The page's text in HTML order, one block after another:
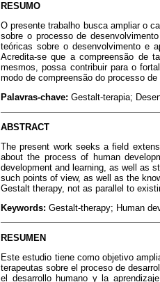
RESUMO
O presente trabalho busca ampliar o
sobre o processo de
teóricas sobre o desenvolvimento e
Acredita-se que a compreensão de
mesmos, possa contribuir para o
modo de compreensão do processo
Palavras-chave: Gestalt-terapia;
ABSTRACT
The present work seeks a field
about the process of human
development and learning, as well as
such points of view, as well as the
Gestalt therapy, not as parallel to
Keywords: Gestalt-therapy; Human
RESUMEN
Este estudio tiene como objetivo
terapeutas sobre el proceso de
el desarrollo humano y la